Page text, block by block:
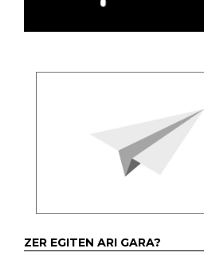
ZER EGITEN ARI GARA?